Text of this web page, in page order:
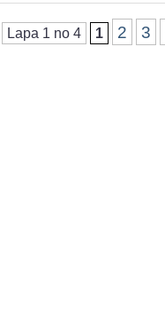
Lapa 1 no 4 1 2 3